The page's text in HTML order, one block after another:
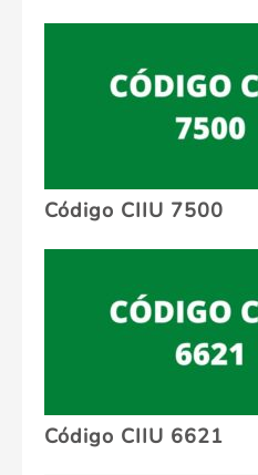
Código CIIU 7500
Código CIIU 6621